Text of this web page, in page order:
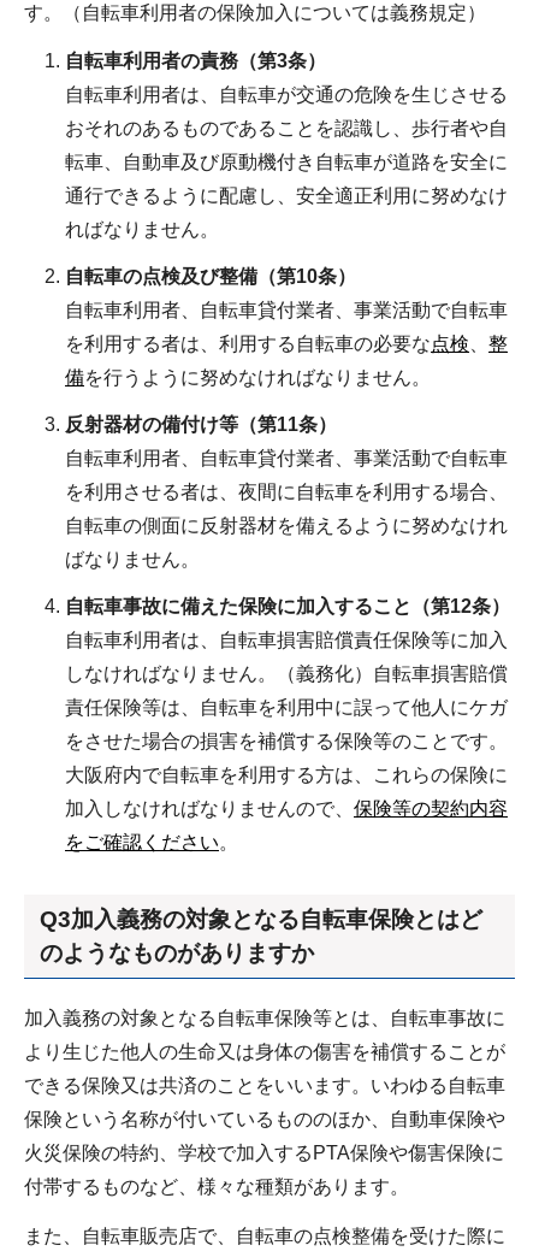
す。（自転車利用者の保険加入については義務規定）
自転車利用者の責務（第3条）
自転車利用者は、自転車が交通の危険を生じさせる
おそれのあるものであることを認識し、歩行者や自
転車、自動車及び原動機付き自転車が道路を安全に
通行できるように配慮し、安全適正利用に努めなけ
ればなりません。
自転車の点検及び整備（第10条）
自転車利用者、自転車貸付業者、事業活動で自転車
を利用する者は、利用する自転車の必要な点検、 整
備を行うように努めなければなりません。
反射器材の備付け等（第11条）
自転車利用者、自転車貸付業者、事業活動で自転車
を利用させる者は、夜間に自転車を利用する場合、
自転車の側面に反射器材を備えるように努めなけれ
ばなりません。
自転車事故に備えた保険に加入すること（第12条）
自転車利用者は、自転車損害賠償責任保険等に加入
しなければなりません。（義務化）自転車損害賠償
責任保険等は、自転車を利用中に誤って他人にケガ
をさせた場合の損害を補償する保険等のことです。
大阪府内で自転車を利用する方は、これらの保険に
加入しなければなりませんので、 保険等の契約内容
をご確認ください。
Q3加入義務の対象となる自転車保険とはど
のようなものがありますか
加入義務の対象となる自転車保険等とは、自転車事故に
より生じた他人の生命又は身体の傷害を補償することが
できる保険又は共済のことをいいます。いわゆる自転車
保険という名称が付いているもののほか、自動車保険や
火災保険の特約、学校で加入するPTA保険や傷害保険に
付帯するものなど、様々な種類があります。
また、自転車販売店で、自転車の点検整備を受けた際に